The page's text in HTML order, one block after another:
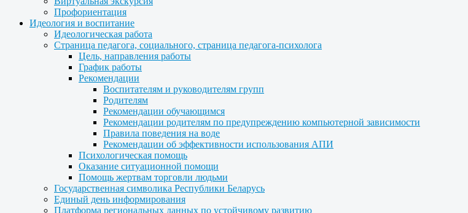
Профориентация
Идеология и воспитание
Идеологическая работа
Страница педагога, социального, страница педагога-психолога
Цель, направления работы
График работы
Рекомендации
Воспитателям и руководителям групп
Родителям
Рекомендации обучающимся
Рекомендации родителям по предупреждению компьютерной зависимости
Правила поведения на воде
Рекомендации об эффективности использования АПИ
Психологическая помощь
Оказание ситуационной помощи
Помощь жертвам торговли людьми
Государственная символика Республики Беларусь
Единый день информирования
Платформа региональных данных по устойчивому развитию